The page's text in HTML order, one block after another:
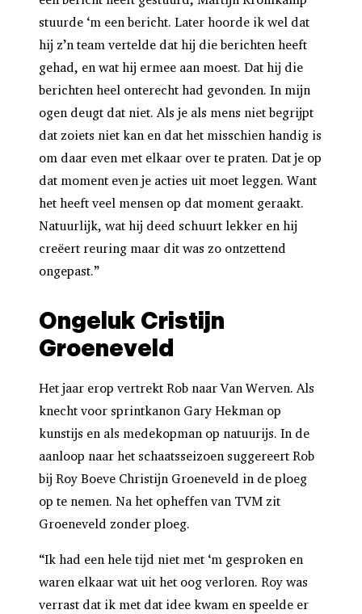
stuurde ‘m een bericht. Later hoorde ik wel dat
hij z’n team vertelde dat hij die berichten heeft
gehad, en wat hij ermee aan moest. Dat hij die
berichten heel onterecht had gevonden. In mijn
ogen deugt dat niet. Als je als mens niet begrijpt
dat zoiets niet kan en dat het misschien handig is
om daar even met elkaar over te praten. Dat je op
dat moment even je acties uit moet leggen. Want
het heeft veel mensen op dat moment geraakt.
Natuurlijk, wat hij deed schuurt lekker en hij
creëert reuring maar dit was zo ontzettend
ongepast.”
Ongeluk Cristijn
Groeneveld
Het jaar erop vertrekt Rob naar Van Werven. Als
knecht voor sprintkanon Gary Hekman op
kunstijs en als medekopman op natuurijs. In de
aanloop naar het schaatsseizoen suggereert Rob
bij Roy Boeve Christijn Groeneveld in de ploeg
op te nemen. Na het opheffen van TVM zit
Groeneveld zonder ploeg.
“Ik had een hele tijd niet met ‘m gesproken en
waren elkaar wat uit het oog verloren. Roy was
verrast dat ik met dat idee kwam en speelde er